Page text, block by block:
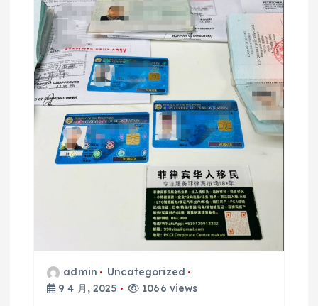
admin
Uncategorized
9 4 月, 2025
1066 views